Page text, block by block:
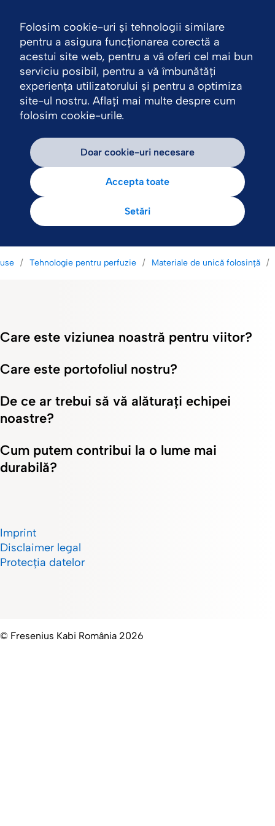
Tehnologie pentru perfuzie Materiale de unică folosință
Care este viziunea noastră pentru viitor?
Care este portofoliul nostru?
De ce ar trebui să vă alăturați echipei
noastre?
Cum putem contribui la o lume mai
durabilă?
Imprint
Disclaimer legal
Protecția datelor
© Fresenius Kabi România 2026
Folosim cookie-uri și tehnologii similare
pentru a asigura funcționarea corectă a
acestui site web, pentru a vă oferi cel mai bun
serviciu posibil, pentru a vă îmbunătăți
experiența utilizatorului și pentru a optimiza
site-ul nostru. Aflați mai multe despre cum
folosim cookie-urile.
Doar cookie-uri necesare
Accepta toate
Setări